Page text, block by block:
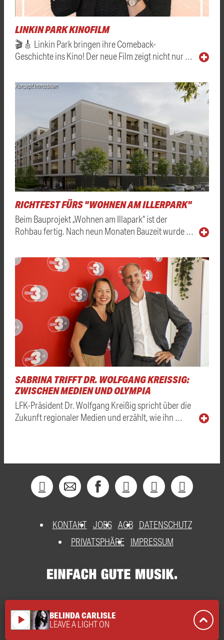
LINKIN PARK KINOFILM
🎬🎸 Linkin Park bringen ihre Comeback-
Geschichte ins Kino! Der neue Film zeigt nicht nur …
Konzept Immobilien
RICHTFEST FÜRS "WOHNEN AM ILLERPARK"
Beim Bauprojekt „Wohnen am Illapark“ ist der
Rohbau fertig. Nach neun Monaten Bauzeit wurde …
SABRINA TRIFFT DR. WOLFGANG KREISSIG: Z
WISCHEN MEDIEN UND OLYMPIA
LFK-Präsident Dr. Wolfgang Kreißig spricht über die
Zukunft regionaler Medien und erzählt, wie ihn …
KONTAKT JOBS AGB DATENSCHUTZ
PRIVATSPHÄRE
IMPRESSUM
play_arrow BELINDA CARLISLE
LEAVE A LIGHT ON